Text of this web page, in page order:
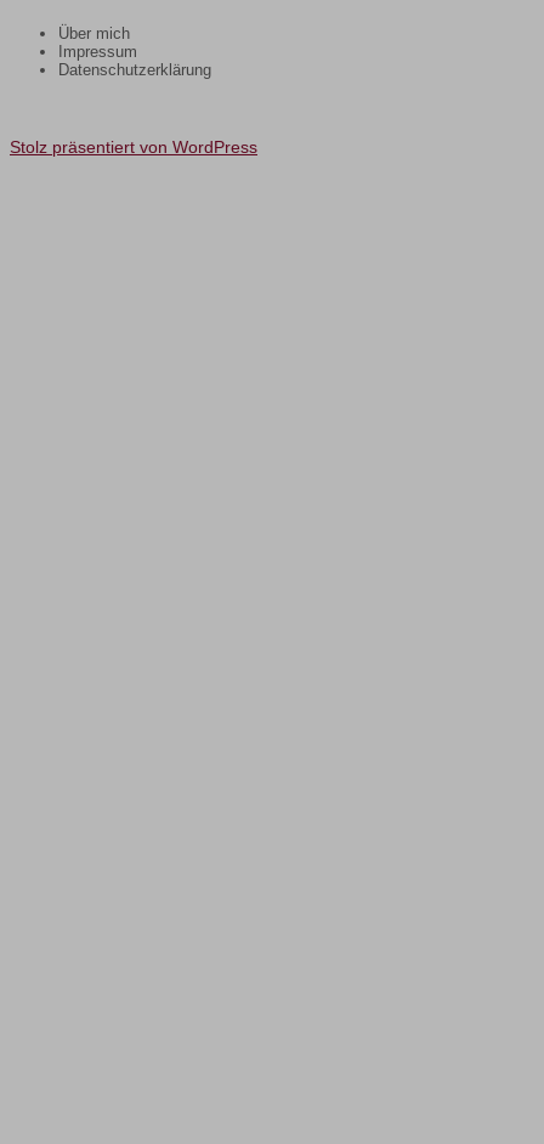
Über mich
Impressum
Datenschutzerklärung
Stolz präsentiert von WordPress